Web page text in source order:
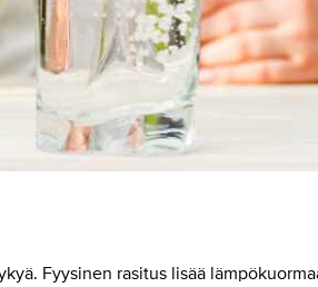
Fyysinen rasitus lisää